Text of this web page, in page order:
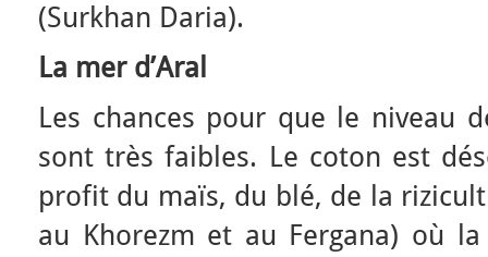
(Surkhan Daria).
La mer d’Aral
Les chances pour que le niveau
sont très faibles. Le coton est
profit du maïs, du blé, de la
au Khorezm et au Fergana) où